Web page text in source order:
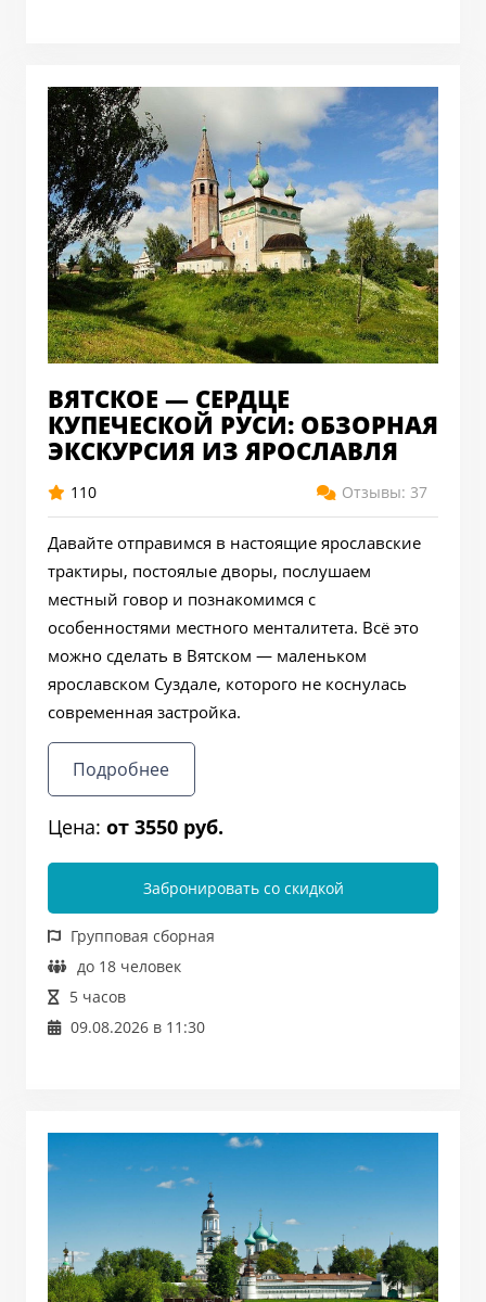
ВЯТСКОЕ — СЕРДЦЕ
КУПЕЧЕСКОЙ РУСИ: ОБЗОРНАЯ
ЭКСКУРСИЯ ИЗ ЯРОСЛАВЛЯ
110 Отзывы: 37
Давайте отправимся в настоящие ярославские
трактиры, постоялые дворы, послушаем
местный говор и познакомимся с
особенностями местного менталитета. Всё это
можно сделать в Вятском — маленьком
ярославском Суздале, которого не коснулась
современная застройка.
Подробнее
Цена: от 3550 руб.
Забронировать со скидкой
Групповая сборная
до 18 человек
5 часов
09.08.2026 в 11:30